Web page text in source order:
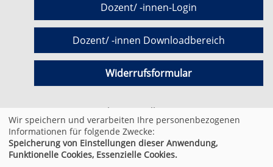
Dozent/ -innen-Login
Dozent/ -innen Downloadbereich
Widerrufsformular
Cookie Einstellungen
© 2026 Kufer Software GmbH
Wir speichern und verarbeiten Ihre personenbezogenen
Informationen für folgende Zwecke:
Speicherung von Einstellungen dieser Anwendung,
Funktionelle Cookies, Essenzielle Cookies.